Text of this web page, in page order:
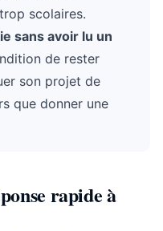
scolaires.
sans avoir lu un
de rester
son projet de
que donner une
rapide à